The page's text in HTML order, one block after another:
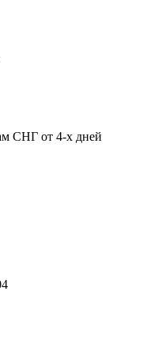
СНГ от 4-х дней